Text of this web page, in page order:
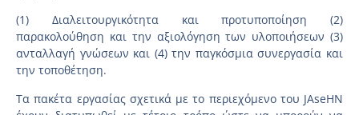
(1) Διαλειτουργικότητα και προτυποποίηση (2)
παρακολούθηση και την αξιολόγηση των υλοποιήσεων (3)
ανταλλαγή γνώσεων και (4) την παγκόσμια συνεργασία και
την τοποθέτηση.
Τα πακέτα εργασίας σχετικά με το περιεχόμενο του JAseHN